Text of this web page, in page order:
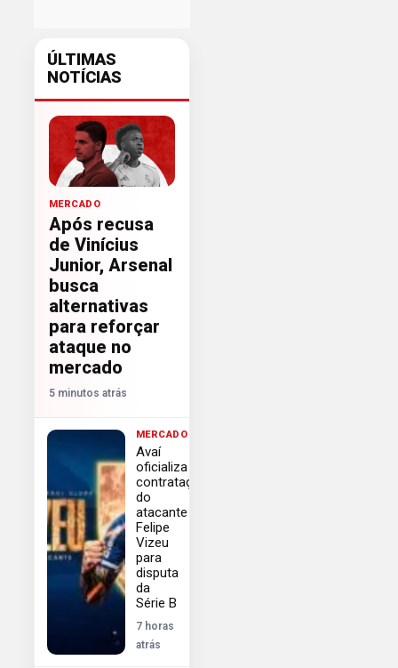
ÚLTIMAS
NOTÍCIAS
MERCADO
Após recusa
de Vinícius
Junior, Arsenal
busca
alternativas
para reforçar
ataque no
mercado
5 minutos atrás
MERCADO
Avaí
oficializa
contratação
do
atacante
Felipe
Vizeu
para
disputa
da
Série B
7 horas
atrás